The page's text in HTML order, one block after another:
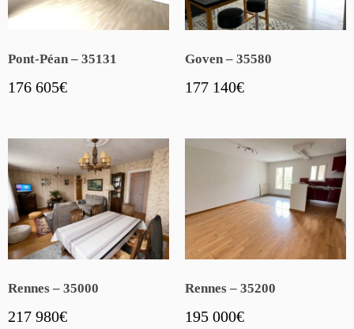
Pont-Péan – 35131
176 605€
Goven – 35580
177 140€
Rennes – 35000
217 980€
Rennes – 35200
195 000€